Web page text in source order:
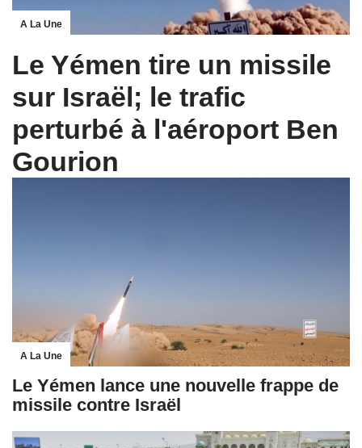
A La Une
Le Yémen tire un missile
sur Israël; le trafic
perturbé à l'aéroport Ben
Gourion
A La Une
Le Yémen lance une nouvelle frappe de
missile contre Israël